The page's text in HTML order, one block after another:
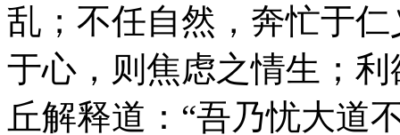
乱；不任自然，奔忙于
于心，则焦虑之情生；
丘解释道：“吾乃忧大道